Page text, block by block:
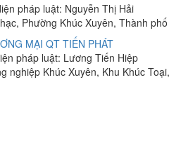
pháp luật: Nguyễn Thị Hải
Phường Khúc Xuyên, Thành
MẠI QT TIẾN PHÁT
pháp luật: Lương Tiến Hiệp
nghiệp Khúc Xuyên, Khu Khúc